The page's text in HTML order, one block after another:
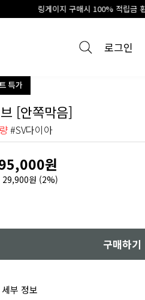
구매시 100% 적립금 환급
로그인
[안쪽막음]
#SV다이아
원
29,900원 (2%)
구매하기
부 정보